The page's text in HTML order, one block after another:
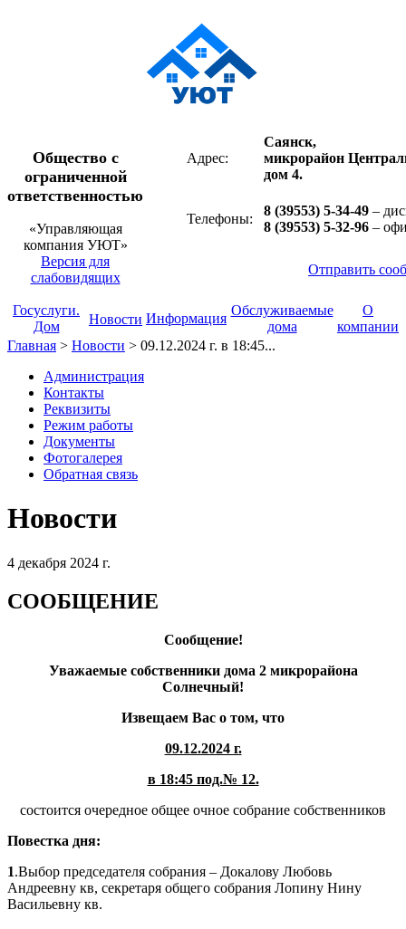
Общество с
ограниченной
ответственностью
«Управляющая
компания УЮТ»
Адрес:
Саянск,
микрорайон
дом 4.
Телефоны:
8 (39553) 5-34-49 –
8 (39553) 5-32-96 –
Версия для
слабовидящих
Отправить
Госуслуги.
Дом
Новости Информация
Обслуживаемые
дома
О
компании
Главная > Новости > 09.12.2024 г. в 18:45...
Администрация
Контакты
Реквизиты
Режим работы
Документы
Фотогалерея
Обратная связь
Новости
4 декабря 2024 г.
СООБЩЕНИЕ
Сообщение!
Уважаемые собственники дома 2 микрорайона
Солнечный!
Извещаем Вас о том, что
09.12.2024 г.
в 18:45 под.№ 12.
состоится очередное общее очное собрание собственников
Повестка дня:
1.Выбор председателя собрания – Докалову Любовь
Андреевну кв, секретаря общего собрания Лопину Нину
Васильевну кв.